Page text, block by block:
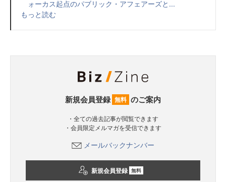
ォーカス起点のパブリック・アフェアーズと...
もっと読む
新規会員登録 無料 のご案内
・全ての過去記事が閲覧できます
・会員限定メルマガを受信できます
メールバックナンバー
新規会員登録 無料